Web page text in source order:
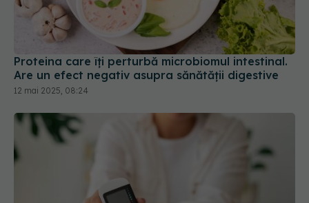
Proteina care îți perturbă microbiomul intestinal.
Are un efect negativ asupra sănătății digestive
12 mai 2025, 08:24